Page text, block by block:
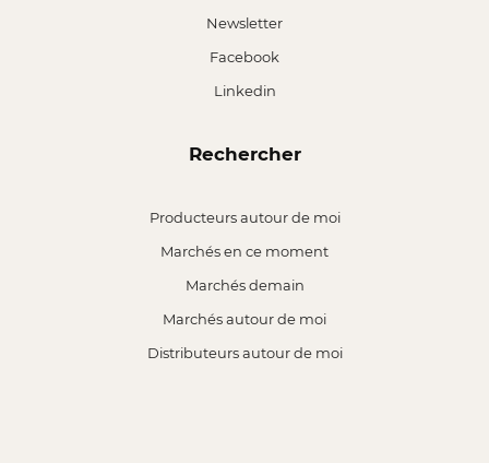
Newsletter
Facebook
Linkedin
Rechercher
Producteurs autour de moi
Marchés en ce moment
Marchés demain
Marchés autour de moi
Distributeurs autour de moi